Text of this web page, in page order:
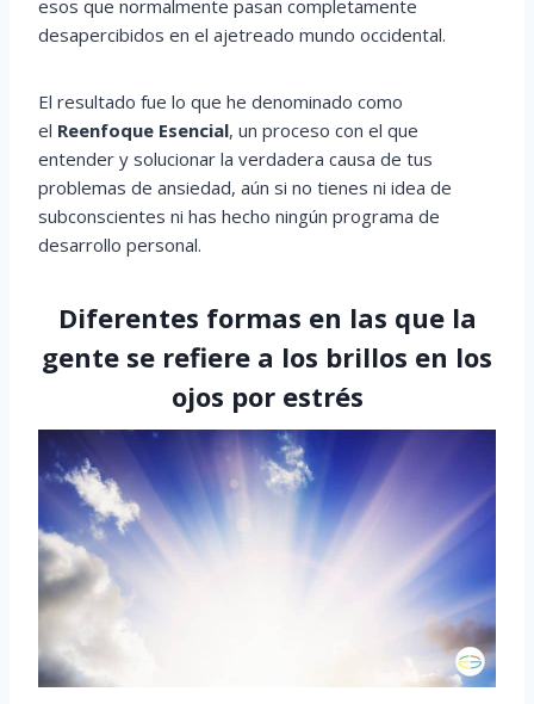
esos que normalmente pasan completamente
desapercibidos en el ajetreado mundo occidental.
El resultado fue lo que he denominado como
el Reenfoque Esencial, un proceso con el que
entender y solucionar la verdadera causa de tus
problemas de ansiedad, aún si no tienes ni idea de
subconscientes ni has hecho ningún programa de
desarrollo personal.
Diferentes formas en las que la
gente se refiere a los brillos en los
ojos por estrés